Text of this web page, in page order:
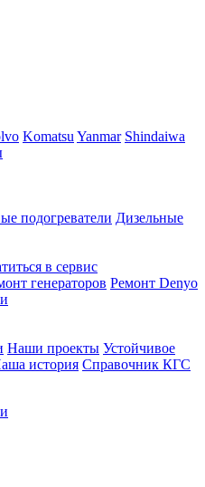
Komatsu Yanmar Shindaiwa
подогреватели Дизельные
в сервис
генераторов Ремонт Denyo
Наши проекты Устойчивое
история Справочник КГС